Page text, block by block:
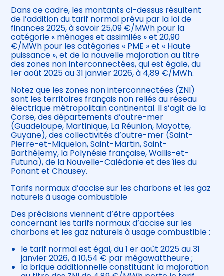
Dans ce cadre, les montants ci-dessus résultent
de l’addition du tarif normal prévu par la loi de
finances 2025, à savoir 25,09 €/MWh pour la
catégorie « ménages et assimilés » et 20,90
€/MWh pour les catégories « PME » et « Haute
puissance », et de la nouvelle majoration au titre
des zones non interconnectées, qui est égale, du
1er août 2025 au 31 janvier 2026, à 4,89 €/MWh.
Notez que les zones non interconnectées (ZNI)
sont les territoires français non reliés au réseau
électrique métropolitain continental. Il s’agit de la
Corse, des départements d’outre-mer
(Guadeloupe, Martinique, La Réunion, Mayotte,
Guyane), des collectivités d’outre-mer (Saint-
Pierre-et-Miquelon, Saint-Martin, Saint-
Barthélemy, la Polynésie française, Wallis-et-
Futuna), de la Nouvelle-Calédonie et des îles du
Ponant et Chausey.
Tarifs normaux d’accise sur les charbons et les gaz
naturels à usage combustible
Des précisions viennent d’être apportées
concernant les tarifs normaux d’accise sur les
charbons et les gaz naturels à usage combustible :
le tarif normal est égal, du 1 er août 2025 au 31
janvier 2026, à 10,54 € par mégawattheure ;
la brique additionnelle constituant la majoration